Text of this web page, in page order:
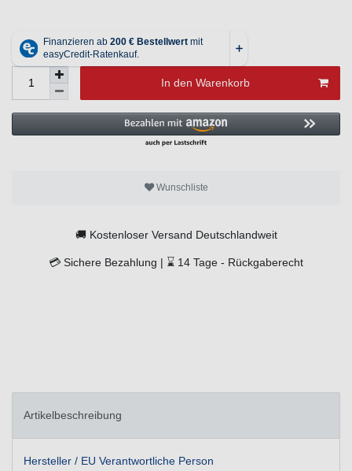
In den Warenkorb
Wunschliste
🚚 Kostenloser Versand Deutschlandweit
💳 Sichere Bezahlung | ⌛ 14 Tage - Rückgaberecht
Artikelbeschreibung
Hersteller / EU Verantwortliche Person